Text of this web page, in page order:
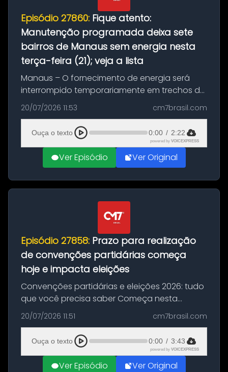
Episódio 27860: Fique atento:
Manutenção programada deixa sete
bairros de Manaus sem energia nesta
terça-feira (21); veja a lista
Manaus – O fornecimento de energia será
interrompido temporariamente em trechos de
sete bairros de Manaus nesta terça-feira (21).
A suspensão programada ocorrerá para a
execução de serviços de manuten...
20/07/2026 11:53 cm7brasil.com
Ouça o texto 0:00 / 2:22
powered by VOICEXPRESS
Ver Episódio Ver Original
Episódio 27858: Prazo para realização
de convenções partidárias começa
hoje e impacta eleições
Convenções partidárias e eleições 2026: tudo
que você precisa saber Começa nesta
segunda-feira e vai até 5 de agosto o prazo
para que partidos políticos e federações
partidárias realizem suas convençõ...
20/07/2026 11:51 cm7brasil.com
Ouça o texto 0:00 / 3:43
powered by VOICEXPRESS
Ver Episódio Ver Original